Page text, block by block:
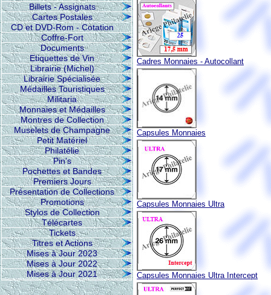
Billets - Assignats
Cartes Postales
CD et DVD-Rom - Cotation
Coffre-Fort
Documents
Etiquettes de Vin
Librairie (Michel)
Librairie Spécialisée
Médailles Touristiques
Militaria
Monnaies et Médailles
Montres de Collection
Muselets de Champagne
Petit Matériel
Philatélie
Pin's
Pochettes et Bandes
Premiers Jours
Présentation de Collections
Promotions
Stylos de Collection
Télécartes
Tickets
Titres et Actions
Mises à Jour 2023
Mises à Jour 2022
Mises à Jour 2021
Cadres Monnaies - Autocollant
Capsules Monnaies
Capsules Monnaies Ultra
Capsules Monnaies Ultra Intercept